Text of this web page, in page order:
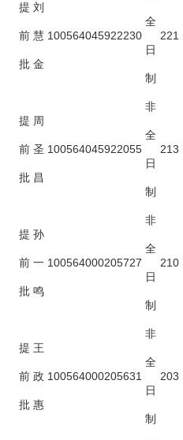
提
前
批
刘
慧
金
100564045922230
全
日
制
221
提
前
批
周
圣
昌
100564045922055
非
全
日
制
213
提
前
批
孙
一
鸣
100564000205727
非
全
日
制
210
提
前
批
王
政
惠
100564000205631
非
全
日
制
203